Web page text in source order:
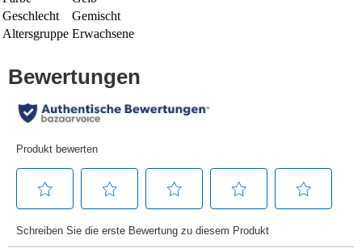
Geschlecht
Gemischt
Altersgruppe Erwachsene